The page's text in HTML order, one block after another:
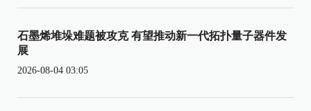
石墨烯堆垛难题被攻克 有望推动新一代拓扑量子器件发
展
2026-08-04 03:05